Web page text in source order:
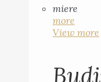
more
View more